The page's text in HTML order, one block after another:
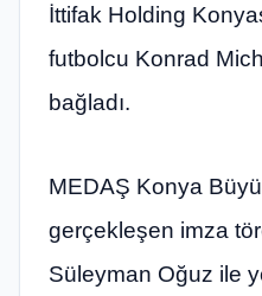
İttifak Holding
futbolcu Konrad
bağladı.
MEDAŞ Konya
gerçekleşen imza
Süleyman Oğuz ile